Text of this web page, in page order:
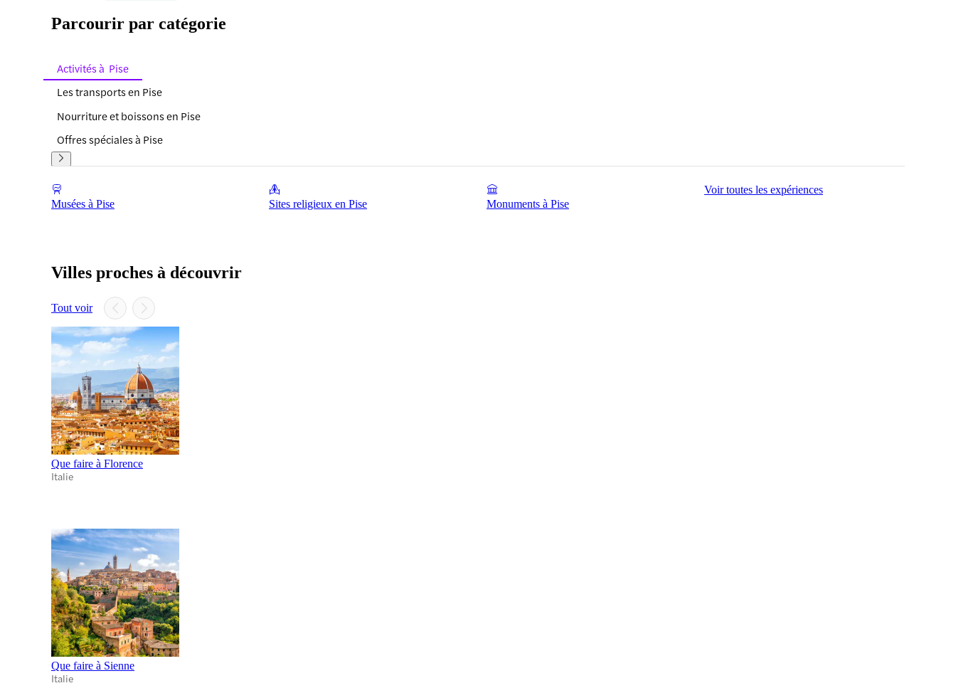
Parcourir par catégorie
Activités à Pise
Les transports en Pise
Nourriture et boissons en Pise
Offres spéciales à Pise
Musées à Pise Sites religieux en Pise Monuments à Pise
Voir toutes les expériences
Villes proches à découvrir
Tout voir
Que faire à Florence
Italie
Que faire à Sienne
Italie